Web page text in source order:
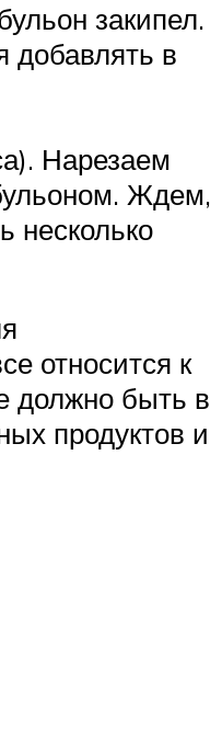
закипел.
добавлять в
Нарезаем
Ждем,
несколько
относится к
должно быть в
продуктов и